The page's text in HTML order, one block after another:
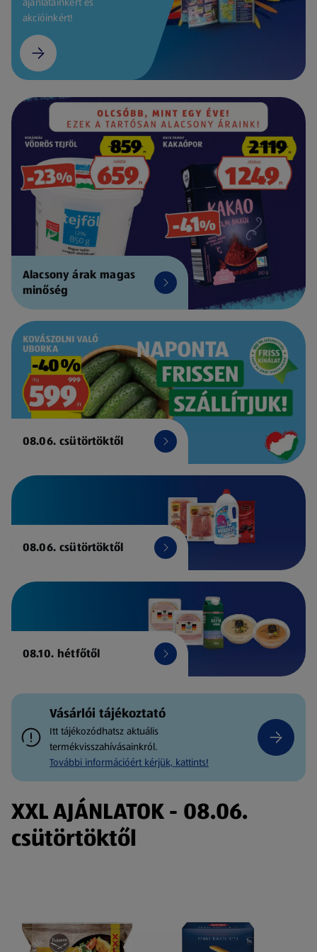
akcióinkért!
Alacsony árak magas
minőség
08.06. csütörtöktől
08.06. csütörtöktől
08.10. hétfőtől
Vásárlói tájékoztató
Itt tájékozódhatsz aktuális
termékvisszahívásainkról.
További információért kérjük, kattints!
XXL AJÁNLATOK - 08.06.
csütörtöktől